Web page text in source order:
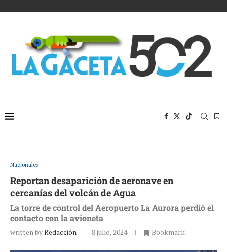
Nacionales
Reportan desaparición de aeronave en
cercanías del volcán de Agua
La torre de control del Aeropuerto La Aurora perdió el
contacto con la avioneta
written byRedacción 8 julio, 2024 Bookmark